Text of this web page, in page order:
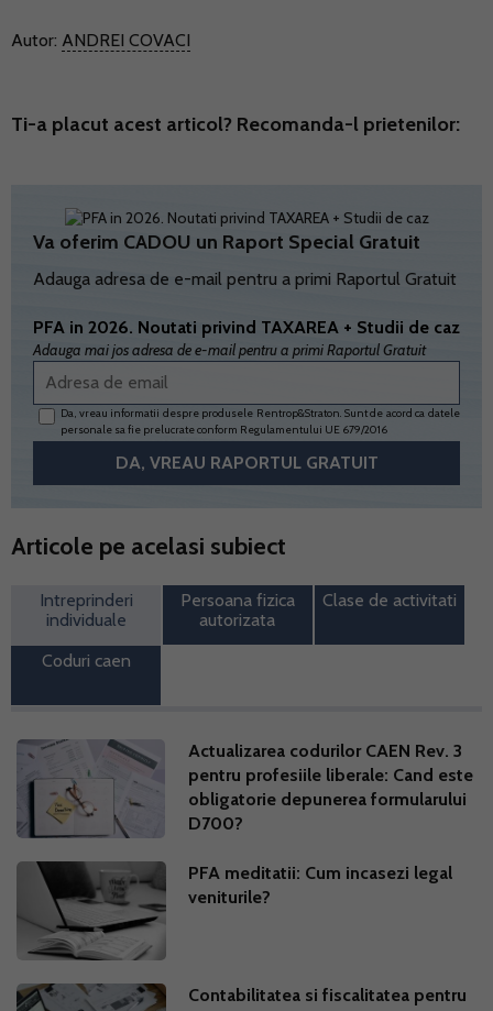
Autor: ANDREI COVACI
Ti-a placut acest articol? Recomanda-l prietenilor:
Va oferim CADOU un Raport Special Gratuit
Adauga adresa de e-mail pentru a primi Raportul Gratuit
PFA in 2026. Noutati privind TAXAREA + Studii de caz
Adauga mai jos adresa de e-mail pentru a primi Raportul Gratuit
Da, vreau informatii despre produsele Rentrop&Straton. Sunt de acord ca datele
personale sa fie prelucrate conform Regulamentului UE 679/2016
Articole pe acelasi subiect
Intreprinderi
individuale
Persoana fizica
autorizata
Clase de activitati
Coduri caen
Actualizarea codurilor CAEN Rev. 3
pentru profesiile liberale: Cand este
obligatorie depunerea formularului
D700?
PFA meditatii: Cum incasezi legal
veniturile?
Contabilitatea si fiscalitatea pentru